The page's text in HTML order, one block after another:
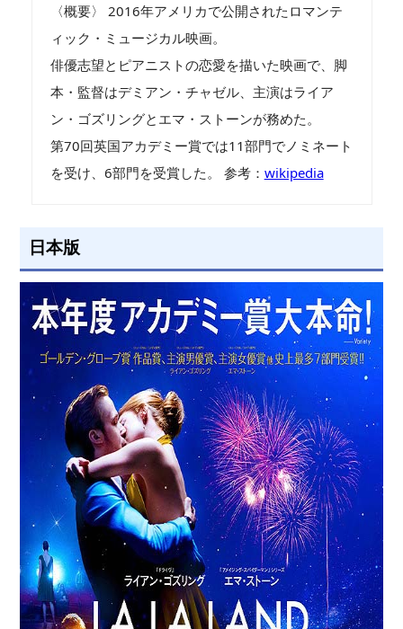
〈概要〉 2016年アメリカで公開されたロマンテ
ィック・ミュージカル映画。
俳優志望とピアニストの恋愛を描いた映画で、脚
本・監督はデミアン・チャゼル、主演はライア
ン・ゴズリングとエマ・ストーンが務めた。
第70回英国アカデミー賞では11部門でノミネート
を受け、6部門を受賞した。 参考： wikipedia
日本版